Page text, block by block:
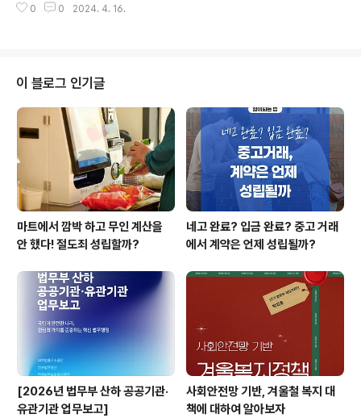
하지 못한다면 무죄라는 주장은 받아들여지기 어렵습니다.
하며 사람들의 공포심을 더 부추기는 글들이 다수 작성되
이들이 처벌받는 법적 근거도 같이 확인해 보도록 하겠습
니다. 대한민국을 공포에 빠트린 살인예고 지난해 8월에서
12월 사이 5개월간 흉기난동, 살인예비 등으로는 총 189
명 중 32명이 구속 기소 됐습니다. 여기에는 신림역에서
여성 20명을 죽이겠다며 회칼 구매 내역을 인증한 글을 쓴
사람과 화장품 매장에서 엽총으로 시..
0 0 2024. 4. 16.
이 블로그 인기글
마트에서 깜박 하고 무인 계산을
안 했다! 절도죄 성립할까?
네고 완료? 입금 완료? 중고 거래
에서 계약은 언제 성립될까?
[2026년 법무부 산하 공공기관·
유관기관 업무보고]
사회안전망 기반, 겨울철 복지 대
책에 대하여 알아보자